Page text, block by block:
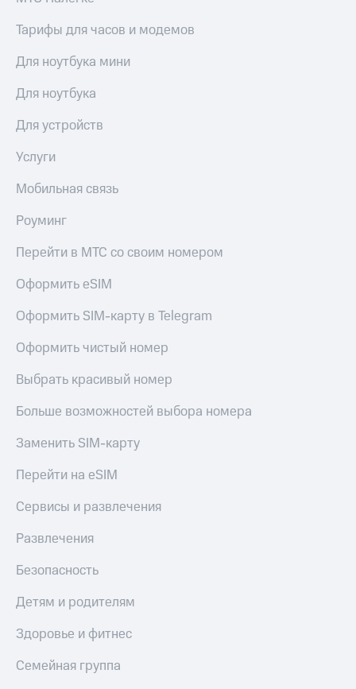
Тарифы для часов и модемов
Для ноутбука мини
Для ноутбука
Для устройств
Услуги
Мобильная связь
Роуминг
Перейти в МТС со своим номером
Оформить eSIM
Оформить SIM-карту в Telegram
Оформить чистый номер
Выбрать красивый номер
Больше возможностей выбора номера
Заменить SIM-карту
Перейти на eSIM
Сервисы и развлечения
Развлечения
Безопасность
Детям и родителям
Здоровье и фитнес
Семейная группа